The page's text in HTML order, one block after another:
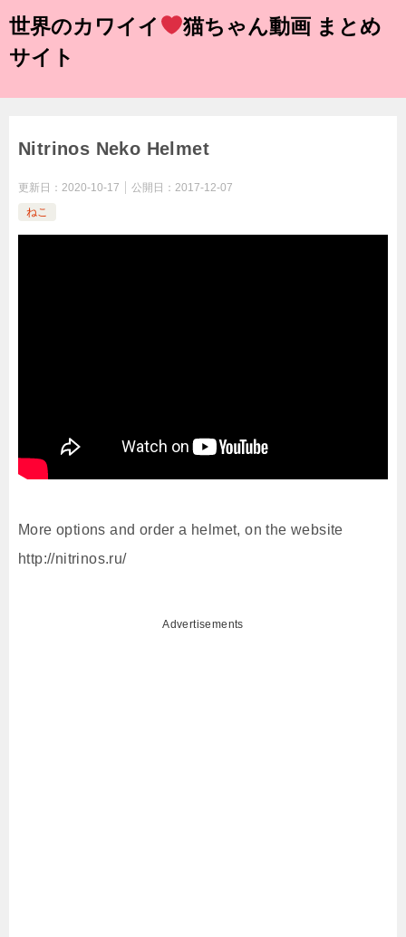
世界のカワイイ
猫ちゃん動画 まとめ
サイト
Nitrinos Neko Helmet
更新日： 2020-10-17 公開日： 2017-12-07
ねこ
More options and order a helmet, on the website
http://nitrinos.ru/
Advertisements